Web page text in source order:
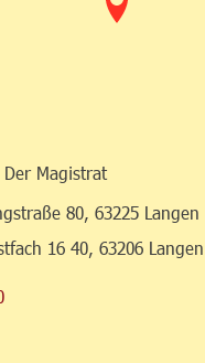
Magistrat
Maps Navigation
80, 63225 Langen
16 40, 63206 Langen